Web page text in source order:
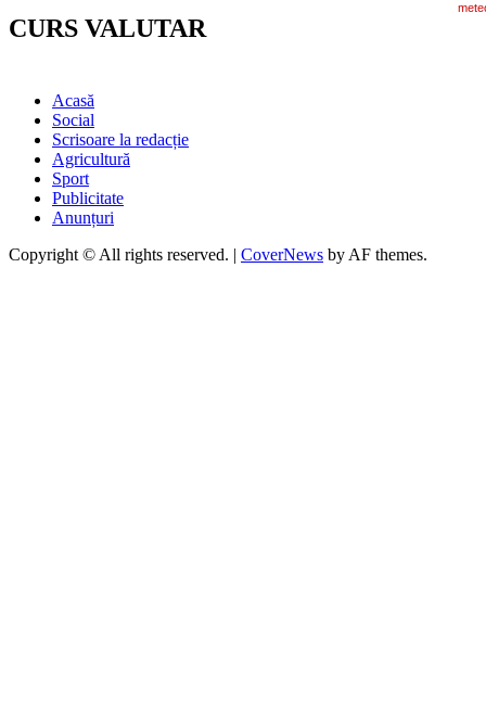
CURS VALUTAR
Acasă
Social
Scrisoare la redacție
Agricultură
Sport
Publicitate
Anunțuri
Copyright © All rights reserved. | CoverNews by AF themes.